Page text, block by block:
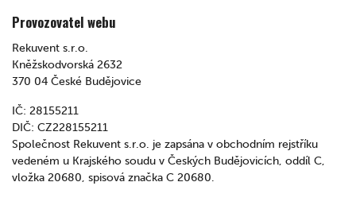
Provozovatel webu
Rekuvent s.r.o.
Kněžskodvorská 2632
370 04 České Budějovice
IČ: 28155211
DIČ: CZ228155211
Společnost Rekuvent s.r.o. je zapsána v obchodním rejstříku
vedeném u Krajského soudu v Českých Budějovicích, oddíl C,
vložka 20680, spisová značka C 20680.